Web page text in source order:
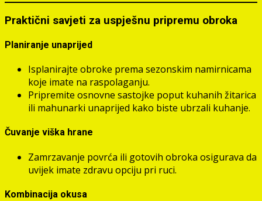
Praktični savjeti za uspješnu pripremu obroka
Planiranje unaprijed
Isplanirajte obroke prema sezonskim namirnicama
koje imate na raspolaganju.
Pripremite osnovne sastojke poput kuhanih žitarica
ili mahunarki unaprijed kako biste ubrzali kuhanje.
Čuvanje viška hrane
Zamrzavanje povrća ili gotovih obroka osigurava da
uvijek imate zdravu opciju pri ruci.
Kombinacija okusa